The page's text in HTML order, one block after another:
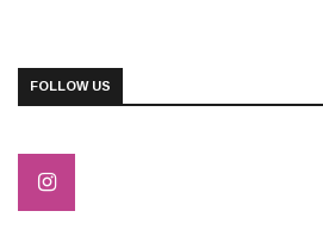
FOLLOW US